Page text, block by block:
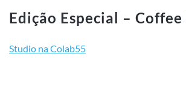
Edição Especial –
Studio na Colab55